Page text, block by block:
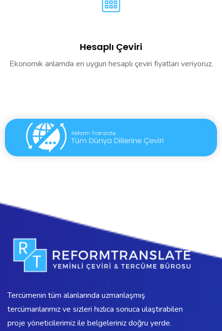
Hesaplı Çeviri
Ekonomik anlamda en uygun hesaplı çeviri fiyatları veriyoruz.
Tercümenin tüm alanlarında uzmanlaşmış
tercümanlarımız ve sizleri hızlıca sonuca ulaştırabilen
proje yöneticilerimiz ile belgeleriniz doğru yerde.